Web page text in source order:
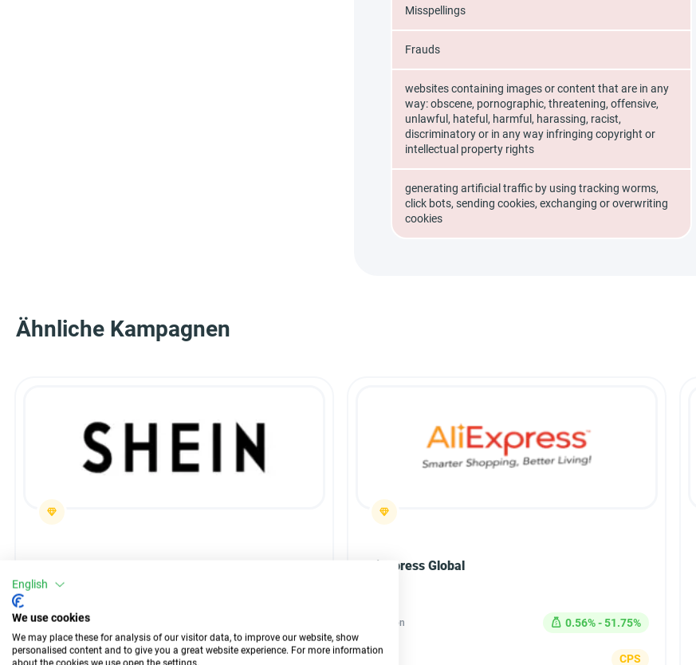
Misspellings
Frauds
websites containing images or content that are in any
way: obscene, pornographic, threatening, offensive,
unlawful, hateful, harmful, harassing, racist,
discriminatory or in any way infringing copyright or
intellectual property rights
generating artificial traffic by using tracking worms,
click bots, sending cookies, exchanging or overwriting
cookies
Ähnliche Kampagnen
Provision
Typ
Aliexpress Global
Provision 0.56% - 51.75%
CPS
English
We use cookies
We may place these for analysis of our visitor data, to improve our website, show
personalised content and to give you a great website experience. For more information